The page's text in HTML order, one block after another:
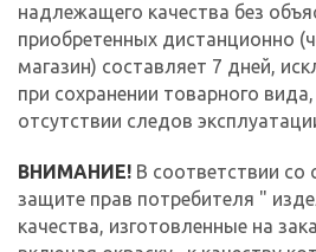
надлежащего качества без
приобретенных дистанционно
магазин) составляет 7 дней,
при сохранении товарного
отсутствии следов
ВНИМАНИЕ! В соответствии со
защите прав потребителя "
качества, изготовленные на